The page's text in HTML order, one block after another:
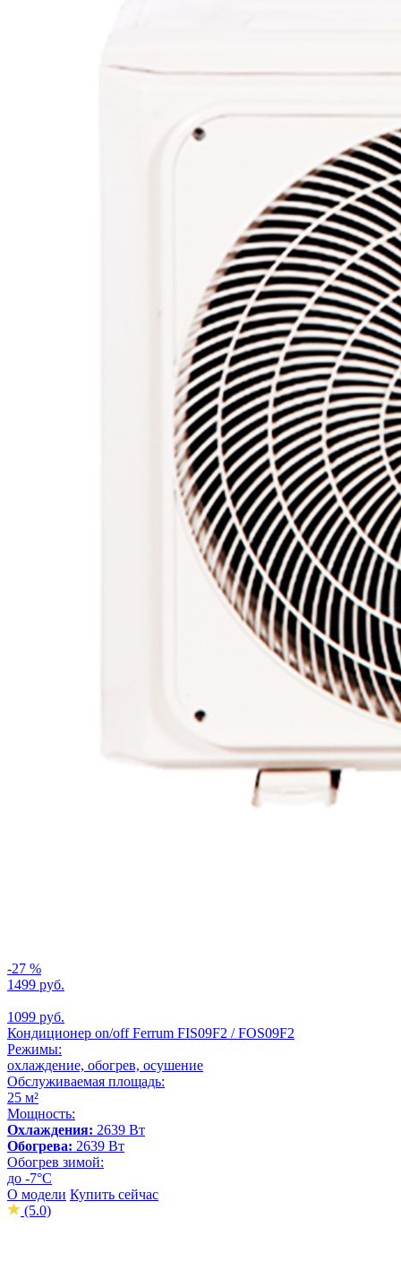
-27 %
1499 руб.
1099 руб.
Кондиционер on/off Ferrum FIS09F2 / FOS09F2
Режимы:
охлаждение, обогрев, осушение
Обслуживаемая площадь:
25 м²
Мощность:
Охлаждения: 2639 Вт
Обогрева: 2639 Вт
Обогрев зимой:
до -7°С
О модели Купить сейчас
(5.0)